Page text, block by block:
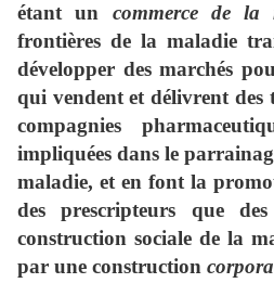
étant un commerce de la
frontières de la maladie
développer des marchés
qui vendent et délivrent des
compagnies
impliquées dans le
maladie, et en font la
des prescripteurs que
construction sociale de la
par une construction